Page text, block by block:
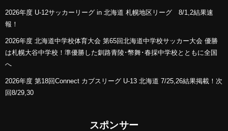
2026年度 U-12サッカーリーグ in 北海道 札幌地区リーグ 8/1,2結果速
報！
2026年度 北海道中学校体育大会 第65回北海道中学校サッカー大会 優勝
は札幌大谷中学校！準優勝した釧路青陵･幣舞･春採中学校とともに全国
へ
2026年度 第18回Connect カブスリーグ U-13 北海道 7/25,26結果掲載！次
回8/29,30
スポンサー